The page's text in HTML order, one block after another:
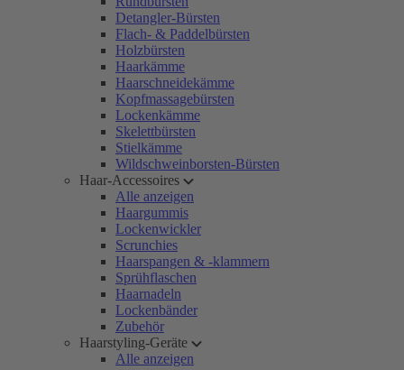
Detangler-Bürsten
Flach- & Paddelbürsten
Holzbürsten
Haarkämme
Haarschneidekämme
Kopfmassagebürsten
Lockenkämme
Skelettbürsten
Stielkämme
Wildschweinborsten-Bürsten
Haar-Accessoires
Alle anzeigen
Haargummis
Lockenwickler
Scrunchies
Haarspangen & -klammern
Sprühflaschen
Haarnadeln
Lockenbänder
Zubehör
Haarstyling-Geräte
Alle anzeigen